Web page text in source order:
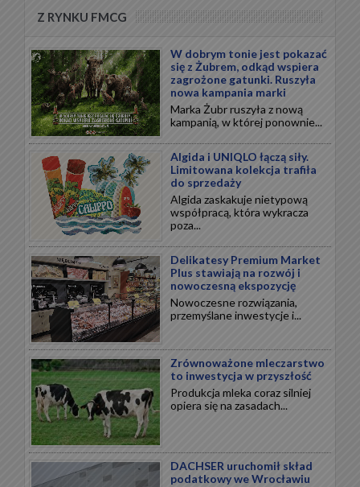
Z RYNKU FMCG
W dobrym tonie jest pokazać
się z Żubrem, odkąd wspiera
zagrożone gatunki. Ruszyła
nowa kampania marki
Marka Żubr ruszyła z nową
kampanią, w której ponownie...
Algida i UNIQLO łączą siły.
Limitowana kolekcja trafiła
do sprzedaży
Algida zaskakuje nietypową
współpracą, która wykracza
poza...
Delikatesy Premium Market
Plus stawiają na rozwój i
nowoczesną ekspozycję
Nowoczesne rozwiązania,
przemyślane inwestycje i...
Zrównoważone mleczarstwo
to inwestycja w przyszłość
Produkcja mleka coraz silniej
opiera się na zasadach...
DACHSER uruchomił skład
podatkowy we Wrocławiu